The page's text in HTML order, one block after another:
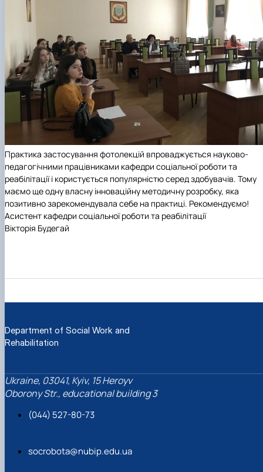
Практика застосування фотолекцій впроваджується науково-
педагогічними працівниками кафедри соціальної роботи та
реабілітації і користується популярністю серед здобувачів. Тому
маємо ще одну власну інноваційну методичну розробку, яка
позитивно зарекомендувала себе на практиці. Рекомендуємо!
Асистент кафедри соціальної роботи та реабілітації
Вікторія Будегай
Department of Social Work and
Rehabilitation
Ukraine, 03041, Kyiv, 15 Heroyv
Oborony Str., educational building 3
(044) 527-80-73
socrobota@nubip.edu.ua